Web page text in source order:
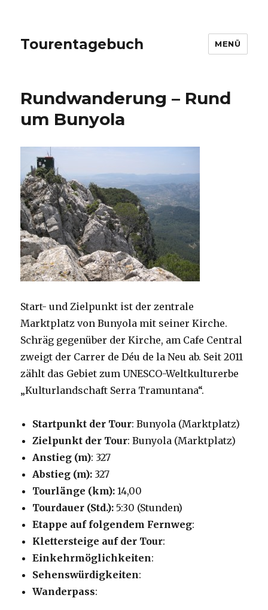
Tourentagebuch MENÜ
Rundwanderung – Rund
um Bunyola
Start- und Zielpunkt ist der zentrale
Marktplatz von Bunyola mit seiner Kirche.
Schräg gegenüber der Kirche, am Cafe Central
zweigt der Carrer de Déu de la Neu ab. Seit 2011
zählt das Gebiet zum UNESCO-Weltkulturerbe
„Kulturlandschaft Serra Tramuntana“.
Startpunkt der Tour: Bunyola (Marktplatz)
Zielpunkt der Tour: Bunyola (Marktplatz)
Anstieg (m): 327
Abstieg (m): 327
Tourlänge (km):14,00
Tourdauer (Std.): 5:30 (Stunden)
Etappe auf folgendem Fernweg:
Klettersteige auf der Tour:
Einkehrmöglichkeiten:
Sehenswürdigkeiten:
Wanderpass: